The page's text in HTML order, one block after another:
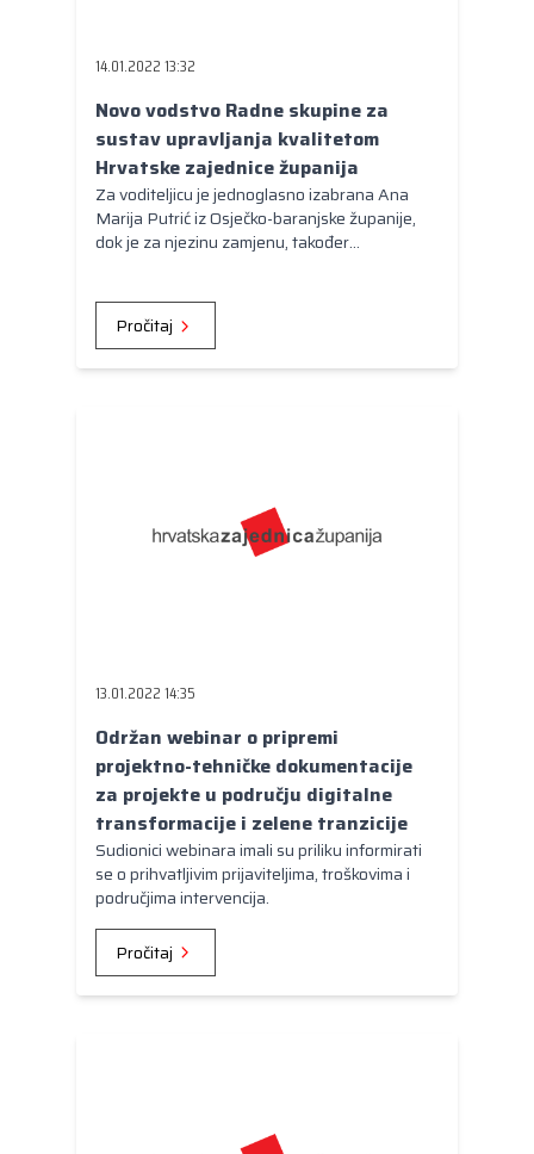
Europski odbor regija
14.01.2022 13:32
Novo vodstvo Radne skupine za
sustav upravljanja kvalitetom
Hrvatske zajednice županija
Za voditeljicu je jednoglasno izabrana Ana
Marija Putrić iz Osječko-baranjske županije,
dok je za njezinu zamjenu, također
Pročitaj
13.01.2022 14:35
Održan webinar o pripremi
projektno-tehničke dokumentacije
za projekte u području digitalne
transformacije i zelene tranzicije
Sudionici webinara imali su priliku informirati
se o prihvatljivim prijaviteljima, troškovima i
područjima intervencija.
Pročitaj